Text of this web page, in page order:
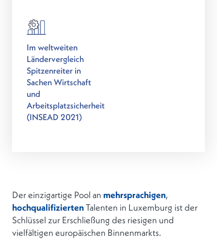
Im weltweiten
Ländervergleich
Spitzenreiter in
Sachen Wirtschaft
und
Arbeitsplatzsicherheit
(INSEAD 2021)
Der einzigartige Pool an mehrsprachigen,
hochqualifiziertenTalenten in Luxemburg ist der
Schlüssel zur Erschließung des riesigen und
vielfältigen europäischen Binnenmarkts.